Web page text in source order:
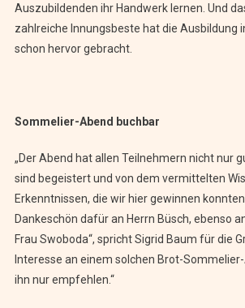
Auszubildenden ihr Handwerk lernen. Und
zahlreiche Innungsbeste hat die Ausbildung
schon hervor gebracht.
Sommelier-Abend buchbar
„Der Abend hat allen Teilnehmern nicht nur
sind begeistert und von dem vermittelten
Erkenntnissen, die wir hier gewinnen
Dankeschön dafür an Herrn Büsch, ebenso
Frau Swoboda“, spricht Sigrid Baum für die
Interesse an einem solchen Brot-
ihn nur empfehlen.“